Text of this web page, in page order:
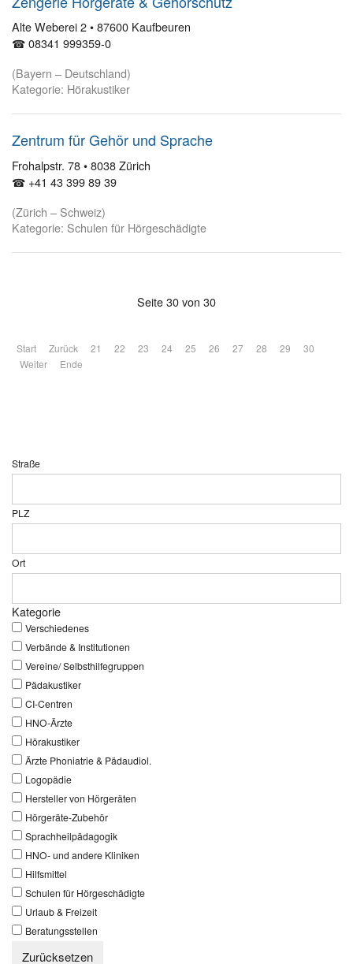
Alte Weberei 2 • 87600 Kaufbeuren
☎ 08341 999359-0
(Bayern – Deutschland)
Kategorie: Hörakustiker
Zentrum für Gehör und Sprache
Frohalpstr. 78 • 8038 Zürich
☎ +41 43 399 89 39
(Zürich – Schweiz)
Kategorie: Schulen für Hörgeschädigte
Seite 30 von 30
Start Zurück 21 22 23 24 25 26 27 28 29
30
Weiter
Ende
Straße
PLZ
Ort
Kategorie
Verschiedenes
Verbände & Institutionen
Vereine/ Selbsthilfegruppen
Pädakustiker
CI-Centren
HNO-Ärzte
Hörakustiker
Ärzte Phoniatrie & Pädaudiol.
Logopädie
Hersteller von Hörgeräten
Hörgeräte-Zubehör
Sprachheilpädagogik
HNO- und andere Kliniken
Hilfsmittel
Schulen für Hörgeschädigte
Urlaub & Freizeit
Beratungsstellen
Zurücksetzen